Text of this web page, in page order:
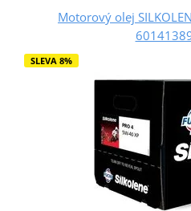
Motorový olej
SLEVA 8%